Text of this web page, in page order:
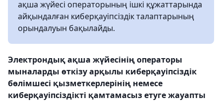
ақша жүйесі операторының ішкі құжаттарында
айқындалған киберқауіпсіздік талаптарының
орындалуын бақылайды.
Электрондық ақша жүйесінің операторы
мыналарды өткізу арқылы киберқауіпсіздік
бөлімшесі қызметкерлерінің немесе
киберқауіпсіздікті қамтамасыз етуге жауапты